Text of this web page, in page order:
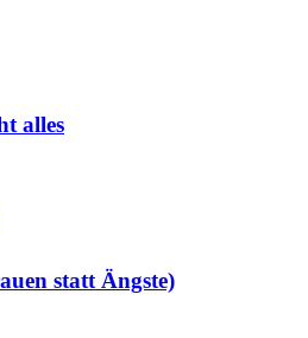
alles
statt Ängste)